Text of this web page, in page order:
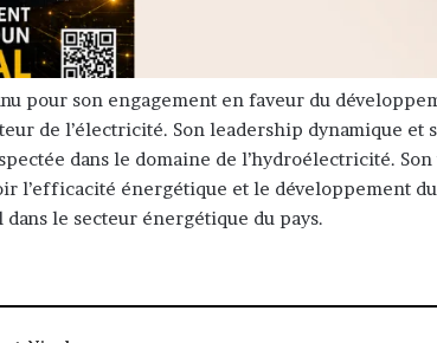
pour son engagement en faveur du
de l’électricité. Son leadership dynamique et
dans le domaine de l’hydroélectricité.
l’efficacité énergétique et le développement
le secteur énergétique du pays.